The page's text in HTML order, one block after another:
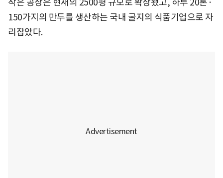
150가지의 만두를 생산하는 국내 굴지의 식품기업으로 자
리잡았다.